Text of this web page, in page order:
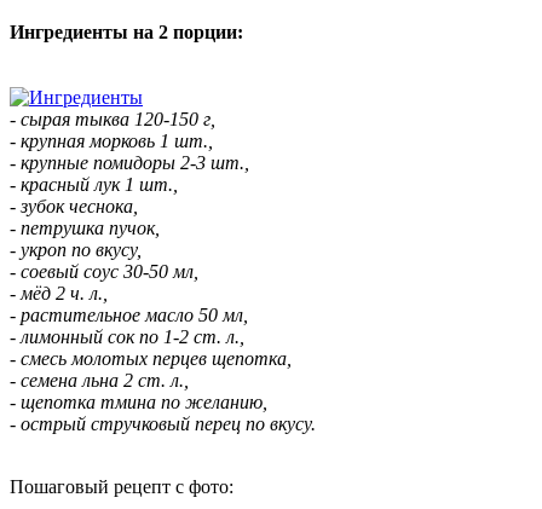
Ингредиенты на 2 порции:
- сырая тыква 120-150 г,
- крупная морковь 1 шт.,
- крупные помидоры 2-3 шт.,
- красный лук 1 шт.,
- зубок чеснока,
- петрушка пучок,
- укроп по вкусу,
- соевый соус 30-50 мл,
- мёд 2 ч. л.,
- растительное масло 50 мл,
- лимонный сок по 1-2 ст. л.,
- смесь молотых перцев щепотка,
- семена льна 2 ст. л.,
- щепотка тмина по желанию,
- острый стручковый перец по вкусу.
Пошаговый рецепт с фото: